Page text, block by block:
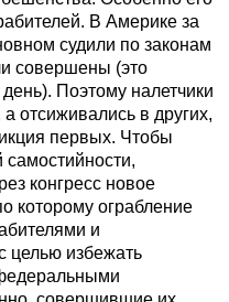
В Америке за
судили по законам
совершены (это
Поэтому налетчики
отсиживались в других,
первых. Чтобы
самостийности,
конгресс новое
которому ограбление
и
целью избежать